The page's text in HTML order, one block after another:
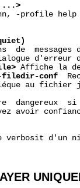
-profile
de  messages
d'erreur
Affiche la
filedir-conf
au fichier
dangereux
avoir
verbosit d'un